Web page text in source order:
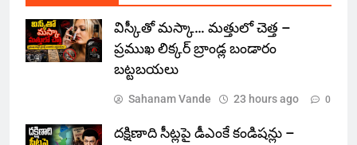
విస్కీతో మస్కా… మత్తులో చెత్త –
ప్రముఖ లిక్కర్ బ్రాండ్ల బండారం
బట్టబయలు
Sahanam Vande 23 hours ago 0
దక్షిణాది సీట్లపై డీఎంకే కండిషన్లు –